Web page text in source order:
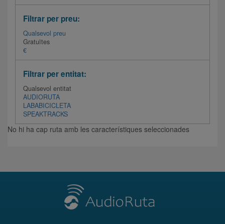
Filtrar per preu:
Qualsevol preu
Gratuïtes
€
Filtrar per entitat:
Qualsevol entitat
AUDIORUTA
LABABICICLETA
SPEAKTRACKS
No hi ha cap ruta amb les característiques seleccionades